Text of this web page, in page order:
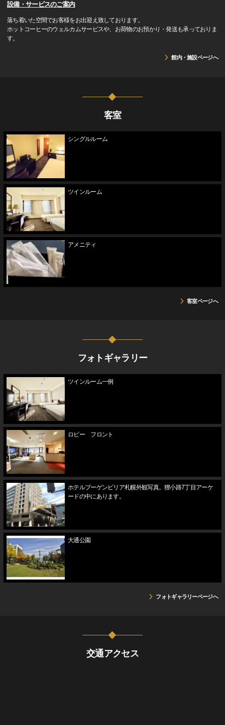
設備・サービスのご案内
落ち着いた空間でお客様をお出迎え致しております。
ホットコーヒーのウェルカムサービスや、お荷物のお預かり・発送も承っておりま
す。
館内・施設ページへ
客室
シングルルーム
ツインルーム
アメニティ
客室ページへ
フォトギャラリー
ツインルーム一例
ロビー フロント
ホテルブーゲンビリア札幌外観写真。狸小路7丁目アーケ
ードの中にあります。
大通公園
フォトギャラリーページへ
交通アクセス